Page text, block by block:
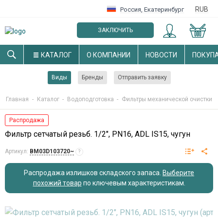
Россия, Екатеринбург RUB
ЗАКЛЮЧИТЬ
ОПТОВЫЙ ДОГОВОР
КАТАЛОГ О КОМПАНИИ НОВОСТИ
Виды Бренды Отправить заявку
Главная - Каталог - Водоподготовка - Фильтры механической очистки
Распродажа
Фильтр сетчатый резьб. 1/2", PN16, ADL IS15, чугун
Артикул: BM03D103720~ ?
Распродажа излишков складского запаса. Выберите
похожий товар по ключевым характеристикам